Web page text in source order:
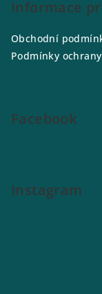
Informace
Obchodní
Podmínky
Facebook
Instagram